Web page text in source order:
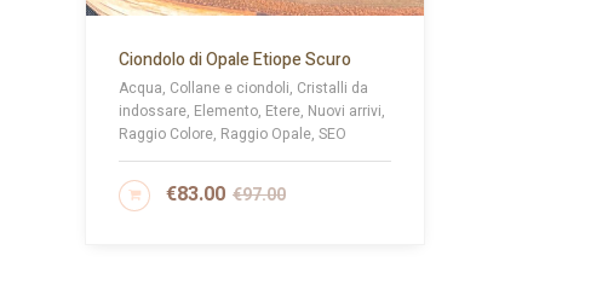
Ciondolo di Opale Etiope Scuro
Acqua, Collane e ciondoli, Cristalli da
indossare, Elemento, Etere, Nuovi arrivi,
Raggio Colore, Raggio Opale, SEO
€97.00
€83.00
AGGIUNGI AL CARRELLO